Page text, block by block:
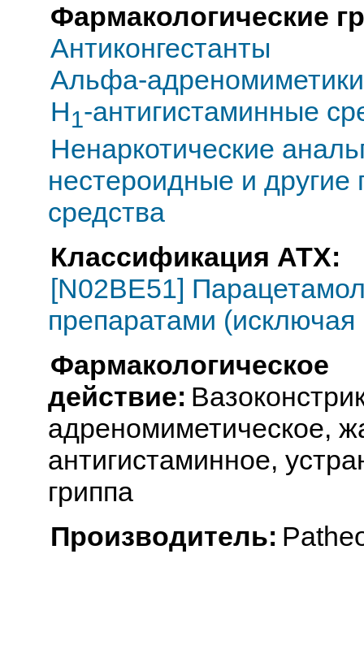
Фармакологические
Антиконгестанты
Альфа-адреномиметики
H1-антигистаминные
Ненаркотические
нестероидные и другие
средства
Классификация АТХ:
[N02BE51]
препаратами (исключая
Фармакологическое
действие:
адреномиметическое,
антигистаминное,
гриппа
Производитель: